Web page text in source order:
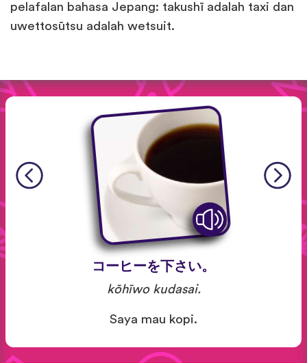
pelafalan bahasa Jepang: takushī adalah taxi dan
uwettosūtsu adalah wetsuit.
コーヒーを下さい。
kōhīwo kudasai.
Saya mau kopi.